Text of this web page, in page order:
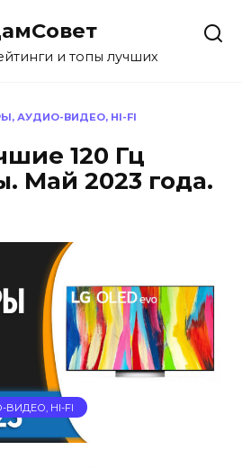
и топы лучших
АУДИО-ВИДЕО, HI-FI
120 Гц
Май 2023 года.
HI-FI